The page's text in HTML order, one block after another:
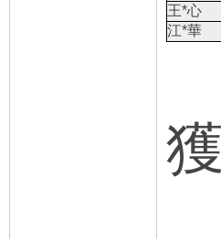
王*心
江*華